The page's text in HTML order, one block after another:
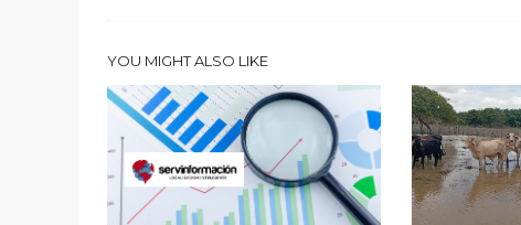
YOU MIGHT ALSO LIKE